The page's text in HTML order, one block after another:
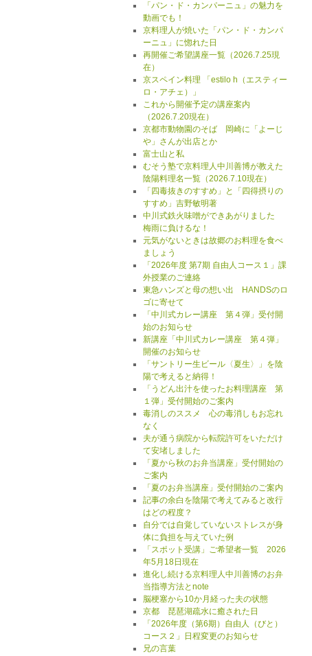
「パン・ド・カンパーニュ」の魅力を
動画でも！
京料理人が焼いた「パン・ド・カンパ
ーニュ」に惚れた日
再開催ご希望講座一覧（2026.7.25現
在）
京スペイン料理 「estilo h（エスティー
ロ・アチェ）」
これから開催予定の講座案内
（2026.7.20現在）
京都市動物園のそば 岡崎に「よーじ
や」さんが出店とか
富士山と私
むそう塾で京料理人中川善博が教えた
陰陽料理名一覧（2026.7.10現在）
「四毒抜きのすすめ」と「四得摂りの
すすめ」吉野敏明著
中川式鉄火味噌ができあがりました
梅雨に負けるな！
元気がないときは故郷のお料理を食べ
ましょう
「2026年度 第7期 自由人コース１」課
外授業のご連絡
東急ハンズと母の想い出 HANDSのロ
ゴに寄せて
「中川式カレー講座 第４弾」受付開
始のお知らせ
新講座「中川式カレー講座 第４弾」
開催のお知らせ
「サントリー生ビール〈夏生〉」を陰
陽で考えると納得！
「うどん出汁を使ったお料理講座 第
１弾」受付開始のご案内
毒消しのススメ 心の毒消しもお忘れ
なく
夫が通う病院から転院許可をいただけ
て安堵しました
「夏から秋のお弁当講座」受付開始の
ご案内
「夏のお弁当講座」受付開始のご案内
記事の余白を陰陽で考えてみると改行
はどの程度？
自分では自覚していないストレスが身
体に負担を与えていた例
「スポット受講」ご希望者一覧 2026
年5月18日現在
進化し続ける京料理人中川善博のお弁
当指導方法とnote
脳梗塞から10か月経った夫の状態
京都 琵琶湖疏水に癒された日
「2026年度（第6期）自由人（びと）
コース２」日程変更のお知らせ
兄の言葉